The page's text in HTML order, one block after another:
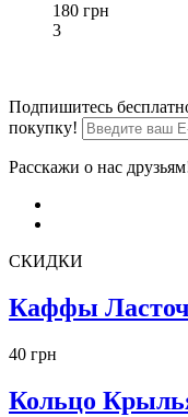
180 грн
3
Подпишитесь
покупку!
Расскажи о нас
СКИДКИ
Каффы
40 грн
Кольцо